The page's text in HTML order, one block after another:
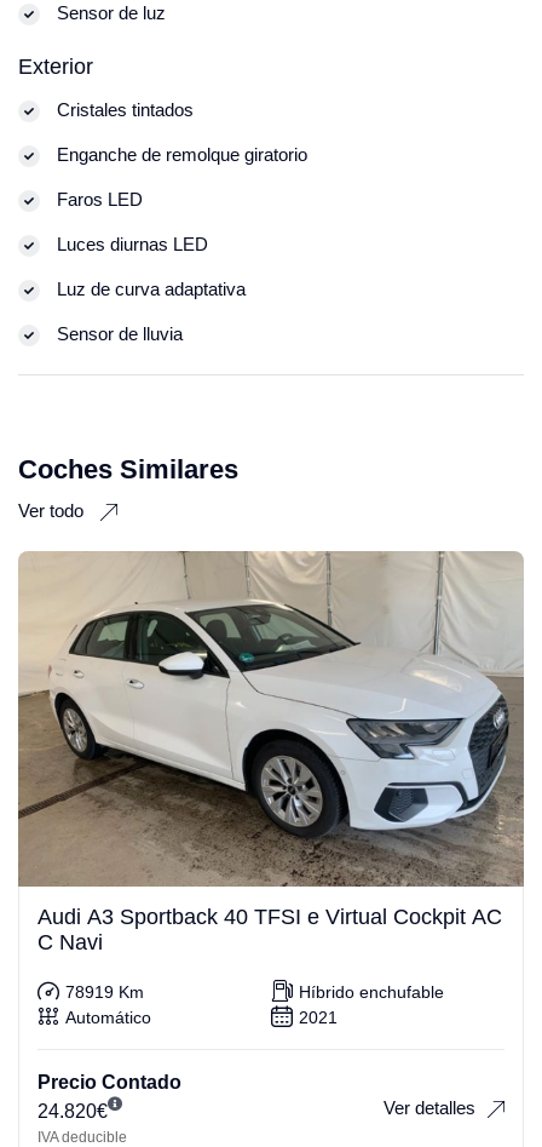
Sensor de luz
Exterior
Cristales tintados
Enganche de remolque giratorio
Faros LED
Luces diurnas LED
Luz de curva adaptativa
Sensor de lluvia
Coches Similares
Ver todo
Audi A3 Sportback 40 TFSI e Virtual Cockpit AC
C Navi
78919 Km
Híbrido enchufable
Automático
2021
Precio Contado
24.820€
IVA deducible
Ver detalles